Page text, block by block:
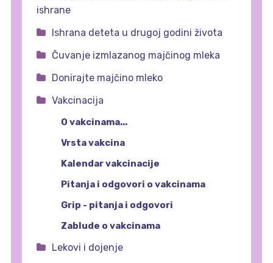
ishrane
Ishrana deteta u drugoj godini života
Čuvanje izmlazanog majčinog mleka
Donirajte majčino mleko
Vakcinacija
O vakcinama...
Vrsta vakcina
Kalendar vakcinacije
Pitanja i odgovori o vakcinama
Grip - pitanja i odgovori
Zablude o vakcinama
Lekovi i dojenje